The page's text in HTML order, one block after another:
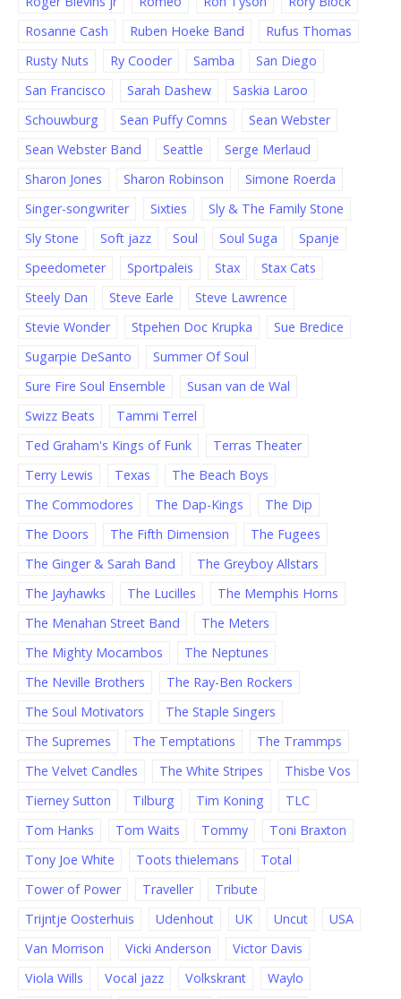
Rosanne Cash
Ruben Hoeke Band
Rufus Thomas
Rusty Nuts
Ry Cooder Samba
San Diego
San Francisco
Sarah Dashew
Saskia Laroo
Schouwburg
Sean Puffy Comns
Sean Webster
Sean Webster Band
Seattle
Serge Merlaud
Sharon Jones
Sharon Robinson
Simone Roerda
Singer-songwriter
Sixties
Sly & The Family Stone
Sly Stone
Soft jazz Soul Soul Suga
Spanje
Speedometer
Sportpaleis Stax
Stax Cats
Steely Dan
Steve Earle
Steve Lawrence
Stevie Wonder
Stpehen Doc Krupka
Sue Bredice
Sugarpie DeSanto
Summer Of Soul
Sure Fire Soul Ensemble
Susan van de Wal
Swizz Beats
Tammi Terrel
Ted Graham's Kings of Funk
Terras Theater
Terry Lewis
Texas
The Beach Boys
The Commodores
The Dap-Kings
The Dip
The Doors
The Fifth Dimension
The Fugees
The Ginger & Sarah Band
The Greyboy Allstars
The Jayhawks
The Lucilles
The Memphis Horns
The Menahan Street Band
The Meters
The Mighty Mocambos
The Neptunes
The Neville Brothers
The Ray-Ben Rockers
The Soul Motivators
The Staple Singers
The Supremes
The Temptations
The Trammps
The Velvet Candles
The White Stripes
Thisbe Vos
Tierney Sutton
Tilburg Tim Koning
TLC
Tom Hanks
Tom Waits Tommy
Toni Braxton
Tony Joe White
Toots thielemans
Total
Tower of Power
Traveller
Tribute
Trijntje Oosterhuis
Udenhout UK Uncut
USA
Van Morrison
Vicki Anderson
Victor Davis
Viola Wills
Vocal jazz Volkskrant Waylo